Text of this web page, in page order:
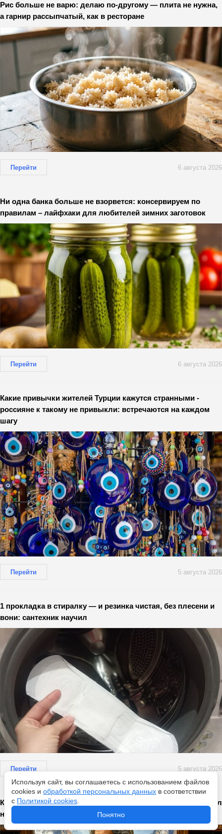
Рис больше не варю: делаю по-другому — плита не нужна,
а гарнир рассыпчатый, как в ресторане
Перейти 6 августа 2026
Ни одна банка больше не взорвется: консервируем по
правилам – лайфхаки для любителей зимних заготовок
Перейти 6 августа 2026
Какие привычки жителей Турции кажутся странными -
россияне к такому не привыкли: встречаются на каждом
шагу
Перейти 5 августа 2026
1 прокладка в стиралку — и резинка чистая, без плесени и
вони: сантехник научил
Перейти 5 августа 2026
Как обрести внутреннюю гармонию? Мудрец Хайям ответил
на этот вопрос 1000 лет назад – секрет очень прост
Используя сайт, вы соглашаетесь с использованием файлов
cookies и обработкой персональных данных в соответствии
с Политикой cookies
Понятно